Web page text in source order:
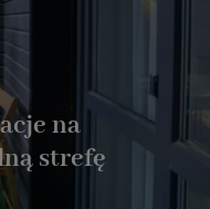
na
strefę